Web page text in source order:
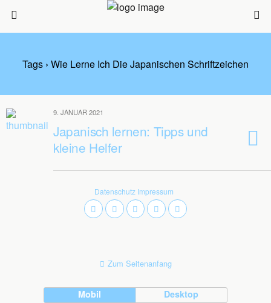
Tags › Wie Lerne Ich Die Japanischen Schriftzeichen
9. JANUAR 2021
Japanisch lernen: Tipps und
kleine Helfer
Datenschutz Impressum
Zum Seitenanfang
Mobil Desktop